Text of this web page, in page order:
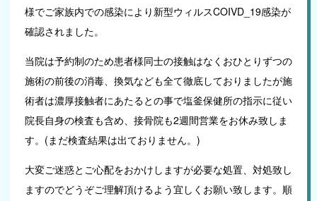
様でご家族内での感染により新型ウィルスCOIVD_19感染が
確認されました。
当院は予約制のため患者様同士の接触はなくおひとりずつの
施術の前後の消毒、換気なども全て徹底しておりましたが施
術者は濃厚接触者にあたるとの事で塩釜保健所の指示に従い
院長自身の検査も含め、接骨院も2週間営業をお休み致しま
す。(まだ検査結果は出ておりません。)
大変ご迷惑とご心配をおかけしますが必要な処置、対処致し
ますのでどうぞご理解頂けるよう宜しくお願い致します。順